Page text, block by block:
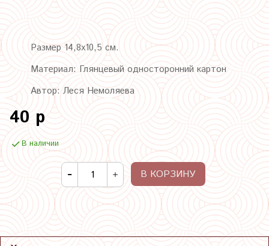
Размер 14,8х10,5 см.
Материал: Глянцевый односторонний картон
Автор: Леся Немоляева
40 р
В наличии
В КОРЗИНУ